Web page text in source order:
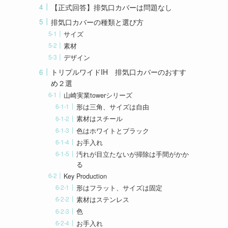
【正式回答】排気口カバーは問題なし
排気口カバーの種類と選び方
サイズ
素材
デザイン
トリプルワイドIH 排気口カバーのおすす
め２選
山崎実業towerシリーズ
形は三角、サイズは自由
素材はスチール
色はホワイトとブラック
お手入れ
汚れが目立たないが掃除は手間がかか
る
Key Production
形はフラット、サイズは固定
素材はステンレス
色
お手入れ